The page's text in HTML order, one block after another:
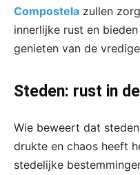
Compostela zullen
innerlijke rust en
genieten van de
Steden: rust in
Wie beweert dat
drukte en chaos heeft
stedelijke